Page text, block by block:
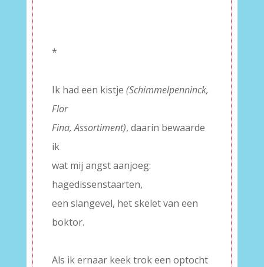
*
Ik had een kistje (Schimmelpenninck,
Flor
Fina, Assortiment), daarin bewaarde
ik
wat mij angst aanjoeg:
hagedissenstaarten,
een slangevel, het skelet van een
boktor.
Als ik ernaar keek trok een optocht